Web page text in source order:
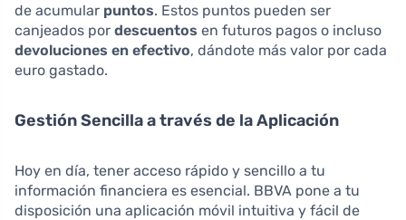
de acumular puntos. Estos puntos pueden ser
canjeados por descuentos en futuros pagos o incluso
devoluciones en efectivo, dándote más valor por cada
euro gastado.
Gestión Sencilla a través de la Aplicación
Hoy en día, tener acceso rápido y sencillo a tu
información financiera es esencial. BBVA pone a tu
disposición una aplicación móvil intuitiva y fácil de